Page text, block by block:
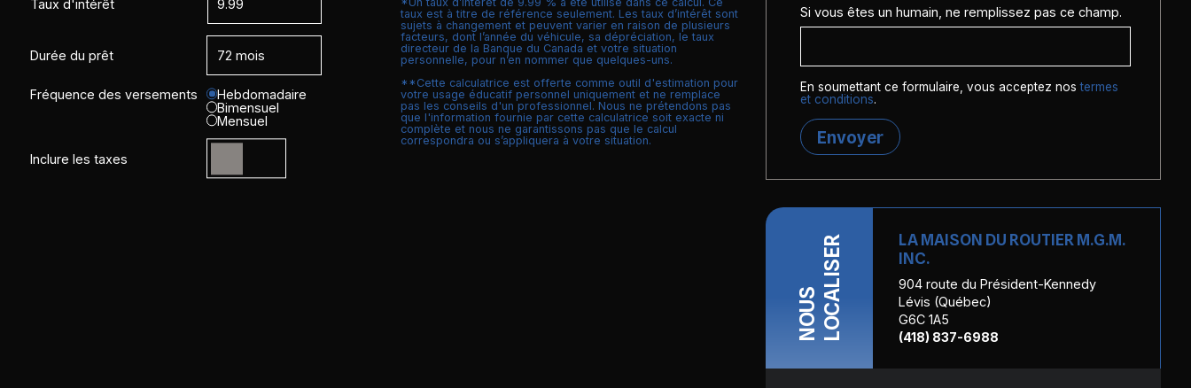
Taux d'intérêt
Durée du prêt
Fréquence des versements
Hebdomadaire
Bimensuel
Mensuel
Inclure les taxes
taux est à titre de référence seulement. Les taux d’intérêt sont
sujets à changement et peuvent varier en raison de plusieurs
facteurs, dont l’année du véhicule, sa dépréciation, le taux
directeur de la Banque du Canada et votre situation
personnelle, pour n’en nommer que quelques-uns.
**Cette calculatrice est offerte comme outil d'estimation pour
votre usage éducatif personnel uniquement et ne remplace
pas les conseils d'un professionnel. Nous ne prétendons pas
que l'information fournie par cette calculatrice soit exacte ni
complète et nous ne garantissons pas que le calcul
correspondra ou s’appliquera à votre situation.
Si vous êtes un humain, ne remplissez pas ce champ.
En soumettant ce formulaire, vous acceptez nostermes
et conditions.
Envoyer
NOUSLOCALISER
LA MAISON DU ROUTIER M.G.M.
INC.
904 route du Président-Kennedy
Lévis (Québec)
G6C 1A5
(418) 837-6988